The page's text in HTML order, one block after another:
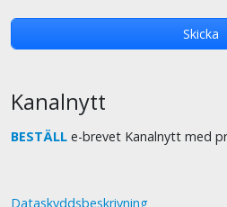
Kanalnytt
BESTÄLL e-brevet Kanalnytt med
Dataskyddsbeskrivning